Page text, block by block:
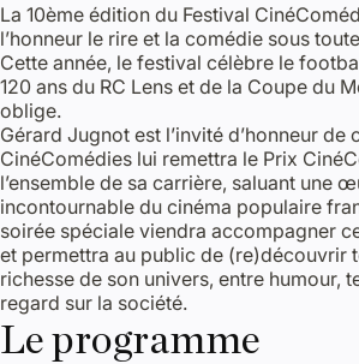
La 10ème édition du Festival
l’honneur le rire et la comédie sous
Cette année, le festival célèbre le
120 ans du RC Lens et de la Coupe du
oblige.
Gérard Jugnot est l’invité d’honneur de
CinéComédies lui remettra le Prix
l’ensemble de sa carrière, saluant une
incontournable du cinéma populaire
soirée spéciale viendra accompagner
et permettra au public de (re)découvrir
richesse de son univers, entre humour,
regard sur la société.
Le programme